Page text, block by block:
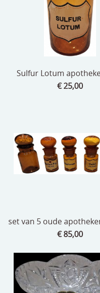
Sulfur Lotum
€ 25,00
set van 5 oude
€ 85,00